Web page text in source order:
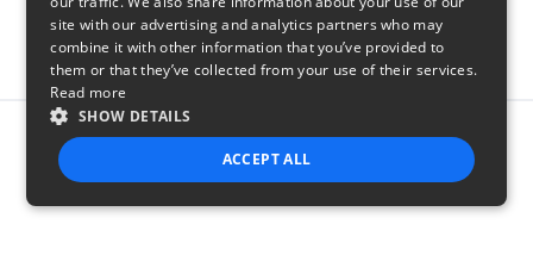
Report this product
site with our advertising and analytics partners who may
combine it with other information that you’ve provided to
them or that they’ve collected from your use of their services.
Read more
SHOW DETAILS
ACCEPT ALL
STRICTLY NECESSARY PERFORMANCE